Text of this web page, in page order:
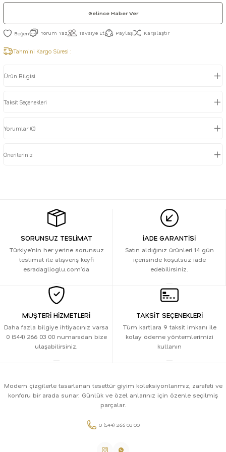
Gelince Haber Ver
Yorum Yaz Tavsiye Et Paylaş Karşılaştır
Tahmini Kargo Süresi :
Ürün Bilgisi
Taksit Seçenekleri
Yorumlar (0)
Önerileriniz
SORUNSUZ TESLİMAT
Türkiye’nin her yerine sorunsuz
teslimat ile alışveriş keyfi
esradaglioglu.com’da
İADE GARANTİSİ
Satın aldığınız ürünleri 14 gün
içerisinde koşulsuz iade
edebilirsiniz.
MÜŞTERİ HİZMETLERİ
Daha fazla bilgiye ihtiyacınız varsa
0 (544) 266 03 00 numaradan bize
ulaşabilirsiniz.
TAKSİT SEÇENEKLERİ
Tüm kartlara 9 taksit imkanı ile
kolay ödeme yöntemlerimizi
kullanın
Modern çizgilerle tasarlanan tesettür giyim koleksiyonlarımız, zarafeti ve
konforu bir arada sunar. Günlük ve özel anlarınız için özenle seçilmiş
parçalar.
0 (544) 266 03 00